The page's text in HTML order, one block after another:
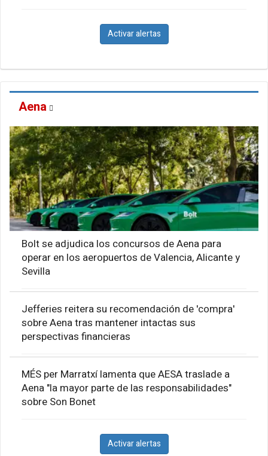
Activar alertas
Aena
Bolt se adjudica los concursos de Aena para
operar en los aeropuertos de Valencia, Alicante y
Sevilla
Jefferies reitera su recomendación de 'compra'
sobre Aena tras mantener intactas sus
perspectivas financieras
MÉS per Marratxí lamenta que AESA traslade a
Aena "la mayor parte de las responsabilidades"
sobre Son Bonet
Activar alertas